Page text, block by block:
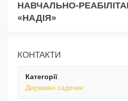
НАВЧАЛЬНО-
«НАДІЯ»
КОНТАКТИ
Категорії
Державні садочки